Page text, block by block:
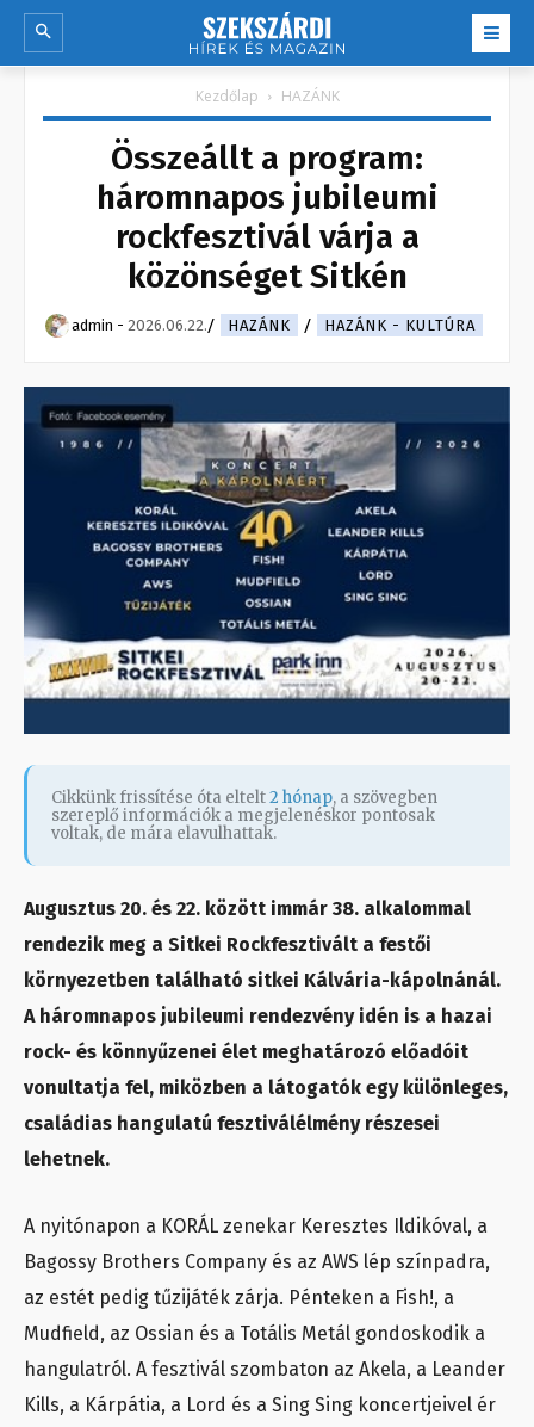
Kezdőlap HAZÁNK
Összeállt a program:
háromnapos jubileumi
rockfesztivál várja a
közönséget Sitkén
admin - 2026.06.22. HAZÁNK HAZÁNK - KULTÚRA
Cikkünk frissítése óta eltelt2 hónap, a szövegben
szereplő információk a megjelenéskor pontosak
voltak, de mára elavulhattak.
Augusztus 20. és 22. között immár 38. alkalommal
rendezik meg a Sitkei Rockfesztivált a festői
környezetben található sitkei Kálvária-kápolnánál.
A háromnapos jubileumi rendezvény idén is a hazai
rock- és könnyűzenei élet meghatározó előadóit
vonultatja fel, miközben a látogatók egy különleges,
családias hangulatú fesztiválélmény részesei
lehetnek.
A nyitónapon a KORÁL zenekar Keresztes Ildikóval, a
Bagossy Brothers Company és az AWS lép színpadra,
az estét pedig tűzijáték zárja. Pénteken a Fish!, a
Mudfield, az Ossian és a Totális Metál gondoskodik a
hangulatról. A fesztivál szombaton az Akela, a Leander
Kills, a Kárpátia, a Lord és a Sing Sing koncertjeivel ér